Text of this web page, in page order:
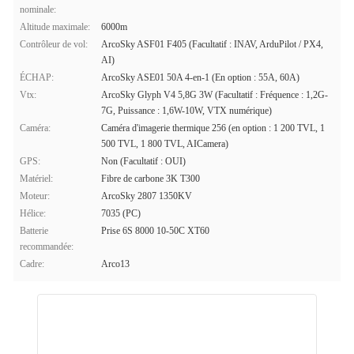
nominale:
Altitude maximale:
6000m
Contrôleur de vol:
ArcoSky ASF01 F405 (Facultatif : INAV, ArduPilot / PX4,
AI)
ÉCHAP:
ArcoSky ASE01 50A 4-en-1 (En option : 55A, 60A)
Vtx:
ArcoSky Glyph V4 5,8G 3W (Facultatif : Fréquence : 1,2G-
7G, Puissance : 1,6W-10W, VTX numérique)
Caméra:
Caméra d'imagerie thermique 256 (en option : 1 200 TVL, 1
500 TVL, 1 800 TVL, AICamera)
GPS:
Non (Facultatif : OUI)
Matériel:
Fibre de carbone 3K T300
Moteur:
ArcoSky 2807 1350KV
Hélice:
7035 (PC)
Batterie
recommandée:
Prise 6S 8000 10-50C XT60
Cadre: Arco13